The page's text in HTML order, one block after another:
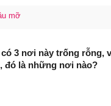
mỡ
3 nơi này trống rỗng,
đó là những nơi nào?